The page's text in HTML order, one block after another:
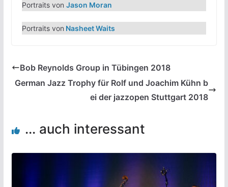
Portraits von Jason Moran
Portraits von Nasheet Waits
Bob Reynolds Group in Tübingen 2018
German Jazz Trophy für Rolf und Joachim Kühn b
ei der jazzopen Stuttgart 2018
... auch interessant